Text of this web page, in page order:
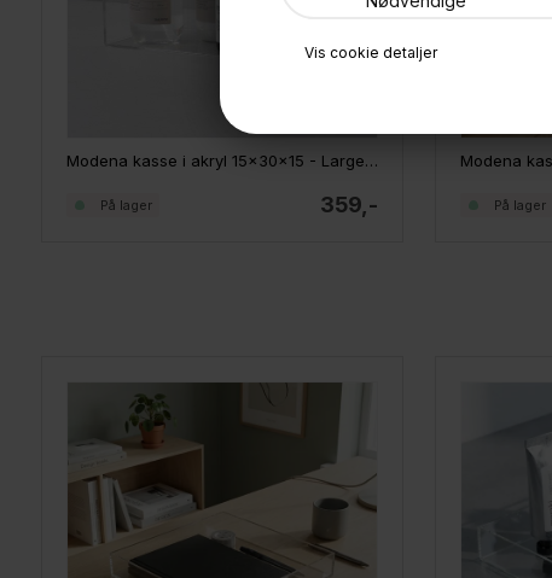
Vis cookie detaljer
Modena kasse i akryl 15x30x15 - Large, rektangulær
359,-
På lager På lager